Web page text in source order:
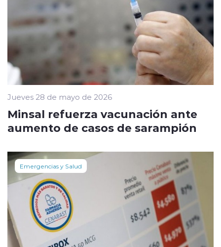
Jueves 28 de mayo de 2026
Minsal refuerza vacunación ante
aumento de casos de sarampión
Emergencias y Salud